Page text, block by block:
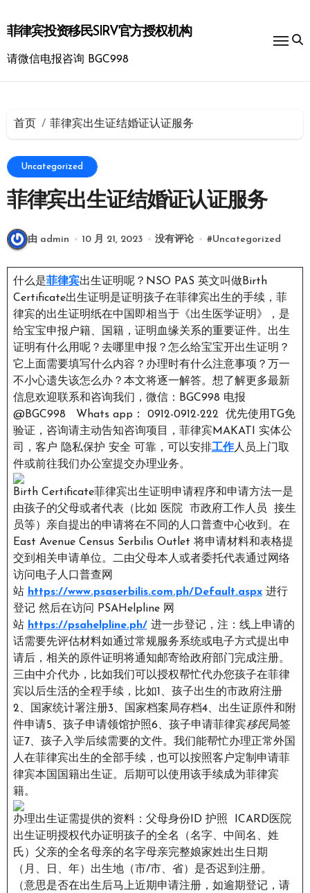
到
内
菲律宾投资移民SIRV官方授权机构
请微信电报咨询 BGC998
首页 菲律宾出生证结婚证认证服务
Uncategorized
菲律宾出生证结婚证认证服务
由 admin 10 月 21, 2023 没有评论 #Uncategorized
什么是菲律宾出生证明呢？NSO PAS 英文叫做Birth
Certificate出生证明是证明孩子在菲律宾出生的手续，菲
律宾的出生证明纸在中国即相当于《出生医学证明》，是
给宝宝申报户籍、国籍，证明血缘关系的重要证件。出生
证明有什么用呢？去哪里申报？怎么给宝宝开出生证明？
它上面需要填写什么内容？办理时有什么注意事项？万一
不小心遗失该怎么办？本文将逐一解答。想了解更多最新
信息欢迎联系和咨询我们，微信：BGC998 电报
@BGC998 Whats app： 0912-0912-222 优先使用TG免
验证，咨询请主动告知咨询项目，菲律宾MAKATI 实体公
司，客户 隐私保护 安全 可靠，可以安排工作人员上门取
件或前往我们办公室提交办理业务。
Birth Certificate菲律宾出生证明申请程序和申请方法一是
由孩子的父母或者代表（比如 医院 市政府工作人员 接生
员等）亲自提出的申请将在不同的人口普查中心收到。在
East Avenue Census Serbilis Outlet 将申请材料和表格提
交到相关申请单位。二由父母本人或者委托代表通过网络
访问电子人口普查网
站 https://www.psaserbilis.com.ph/Default.aspx进行
登记 然后在访问 PSAHelpline 网
站 https://psahelpline.ph/进一步登记，注：线上申请的
话需要先评估材料如通过常规服务系统或电子方式提出申
请后，相关的原件证明将通知邮寄给政府部门完成注册。
三由中介代办，比如我们可以授权帮忙代办您孩子在菲律
宾以后生活的全程手续，比如1、孩子出生的市政府注册
2、国家统计署注册3、国家档案局存档4、出生证原件和附
件申请5、孩子申请领馆护照6、孩子申请菲律宾移民局签
证7、孩子入学后续需要的文件。我们能帮忙办理正常外国
人在菲律宾出生的全部手续，也可以按照客户定制申请菲
律宾本国国籍出生证。后期可以使用该手续成为菲律宾
籍。
办理出生证需提供的资料：父母身份ID 护照 ICARD医院
出生证明授权代办证明孩子的全名（名字、中间名、姓
氏）父亲的全名母亲的名字母亲完整娘家姓出生日期
（月、日、年）出生地（市/市、省）是否迟到注册。
（意思是否在出生后马上近期申请注册，如逾期登记，请